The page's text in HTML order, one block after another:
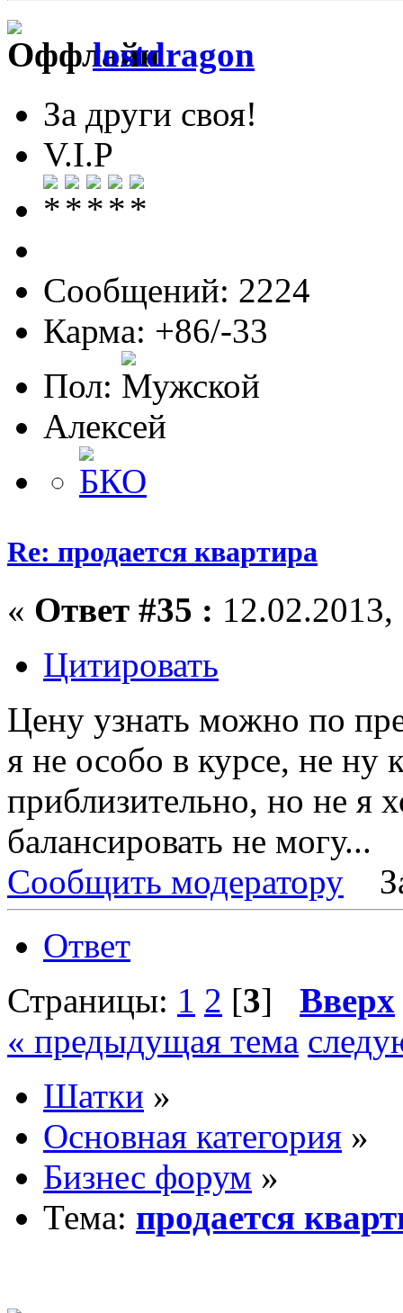
lostdragon
За други своя!
V.I.P
Сообщений: 2224
Карма: +86/-33
Пол:
Алексей
Re: продается квартира
« Ответ #35 :
Цитировать
Цену узнать можно по
я не особо в курсе, не ну
приблизительно, но не я
балансировать не могу...
Сообщить модератору
Ответ
Страницы: 1 2 [3] Вверх
« предыдущая тема
Шатки »
Основная категория »
Бизнес форум »
Тема: продается